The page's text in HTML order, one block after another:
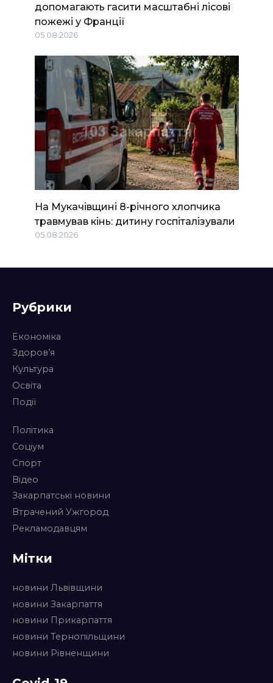
допомагають гасити масштабні лісові
пожежі у Франції
05.08.2026
На Мукачівщині 8-річного хлопчика
травмував кінь: дитину госпіталізували
05.08.2026
Рубрики
Економіка
Здоров’я
Культура
Освіта
Події
Політика
Соціум
Спорт
Відео
Закарпатські новини
Втрачений Ужгород
Рекламодавцям
Мітки
новини Львівщини
новини Закарпаття
новини Прикарпаття
новини Тернопільщини
новини Рівненщини